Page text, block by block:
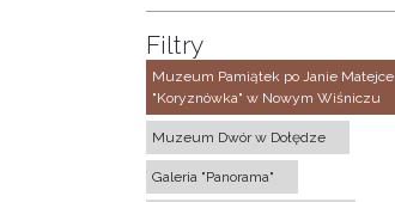
Filtry
Muzeum Pamiątek po Janie Matejce
"Koryznówka" w Nowym Wiśniczu
Muzeum Dwór w Dołędze
Galeria "Panorama"